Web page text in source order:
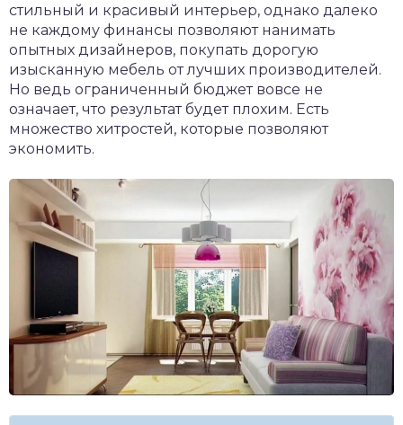
стильный и красивый интерьер, однако далеко
не каждому финансы позволяют нанимать
опытных дизайнеров, покупать дорогую
изысканную мебель от лучших производителей.
Но ведь ограниченный бюджет вовсе не
означает, что результат будет плохим. Есть
множество хитростей, которые позволяют
экономить.